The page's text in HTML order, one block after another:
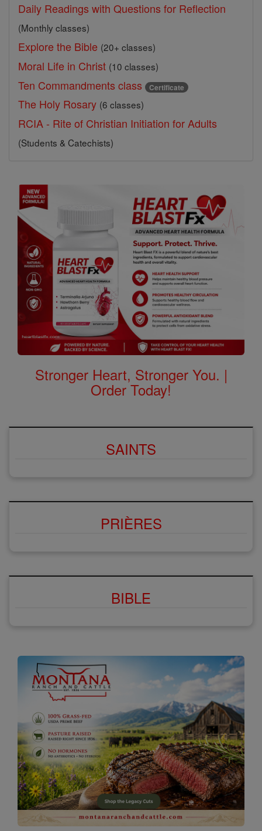
Daily Readings with Questions for Reflection
(Monthly classes)
Explore the Bible (20+ classes)
Moral Life in Christ (10 classes)
Ten Commandments class Certificate
The Holy Rosary (6 classes)
RCIA - Rite of Christian Initiation for Adults
(Students & Catechists)
Stronger Heart, Stronger You. |
Order Today!
SAINTS
PRIÈRES
BIBLE